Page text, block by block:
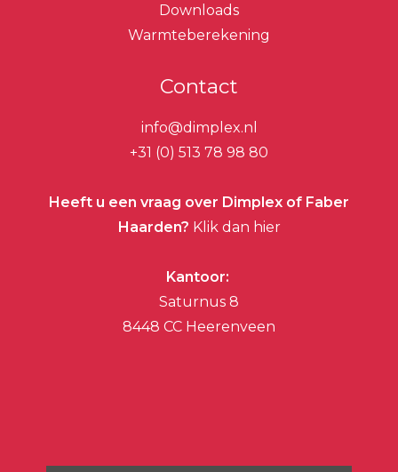
Downloads
Warmteberekening
Contact
info@dimplex.nl
+31 (0) 513 78 98 80
Heeft u een vraag over Dimplex of Faber
Haarden? Klik dan hier
Kantoor:
Saturnus 8
8448 CC Heerenveen